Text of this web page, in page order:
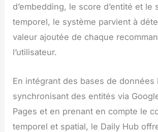
d’embedding, le score d’entité et le
temporel, le système parvient à
valeur ajoutée de chaque
l’utilisateur.
En intégrant des bases de données
synchronisant des entités via
Pages et en prenant en compte le
temporel et spatial, le Daily Hub